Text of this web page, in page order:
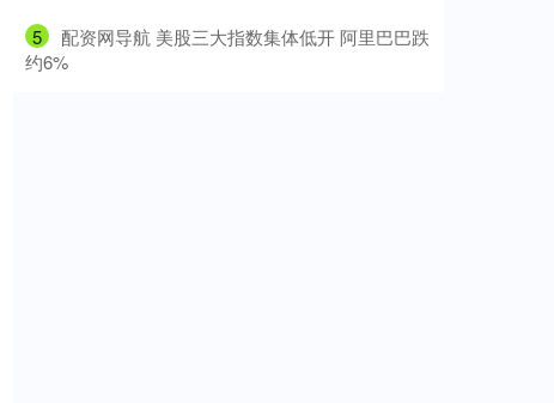
5
​配资网导航 美股三大指数集体低开 阿里巴巴跌
约6%